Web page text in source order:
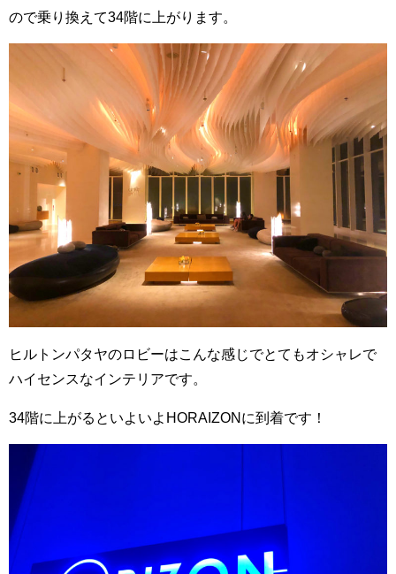
ので乗り換えて34階に上がります。
ヒルトンパタヤのロビーはこんな感じでとてもオシャレで
ハイセンスなインテリアです。
34階に上がるといよいよHORAIZONに到着です！